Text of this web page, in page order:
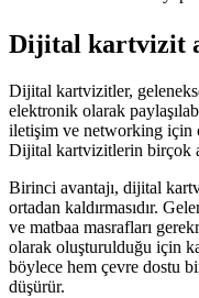
Dijital kartvizit
Dijital kartvizitler,
elektronik olarak
iletişim ve networking için
Dijital kartvizitlerin birçok
Birinci avantajı, dijital
ortadan kaldırmasıdır.
ve matbaa masrafları
olarak oluşturulduğu için
böylece hem çevre dostu
düşürür.